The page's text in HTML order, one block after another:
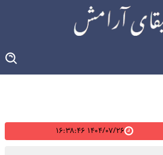
۱۴۰۴/۰۷/۲۶ ۱۶:۳۸:۴۶